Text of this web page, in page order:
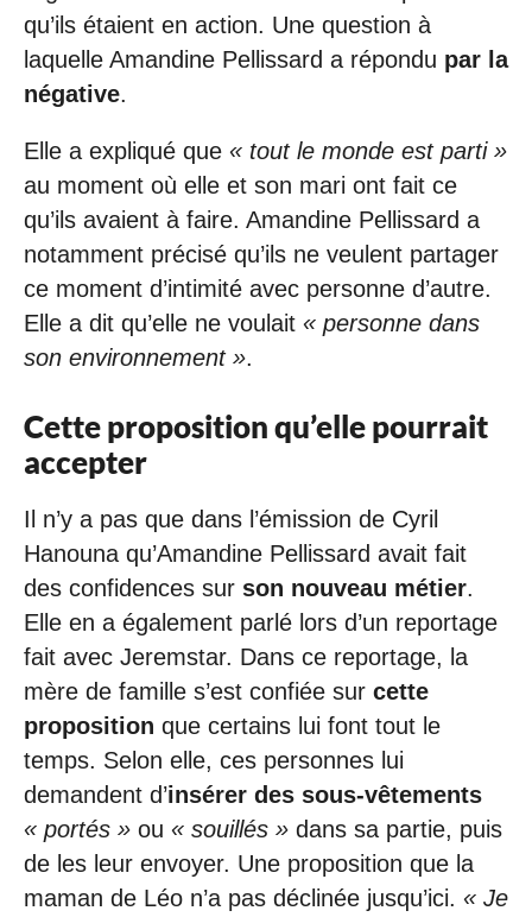
qu’ils étaient en action. Une question à
laquelle Amandine Pellissard a répondu par la
négative.
Elle a expliqué que « tout le monde est parti »
au moment où elle et son mari ont fait ce
qu’ils avaient à faire. Amandine Pellissard a
notamment précisé qu’ils ne veulent partager
ce moment d’intimité avec personne d’autre.
Elle a dit qu’elle ne voulait « personne dans
son environnement ».
Cette proposition qu’elle pourrait
accepter
Il n’y a pas que dans l’émission de Cyril
Hanouna qu’Amandine Pellissard avait fait
des confidences sur son nouveau métier.
Elle en a également parlé lors d’un reportage
fait avec Jeremstar. Dans ce reportage, la
mère de famille s’est confiée sur cette
proposition que certains lui font tout le
temps. Selon elle, ces personnes lui
demandent d’insérer des sous-vêtements
« portés » ou « souillés » dans sa partie, puis
de les leur envoyer. Une proposition que la
maman de Léo n’a pas déclinée jusqu’ici. « Je